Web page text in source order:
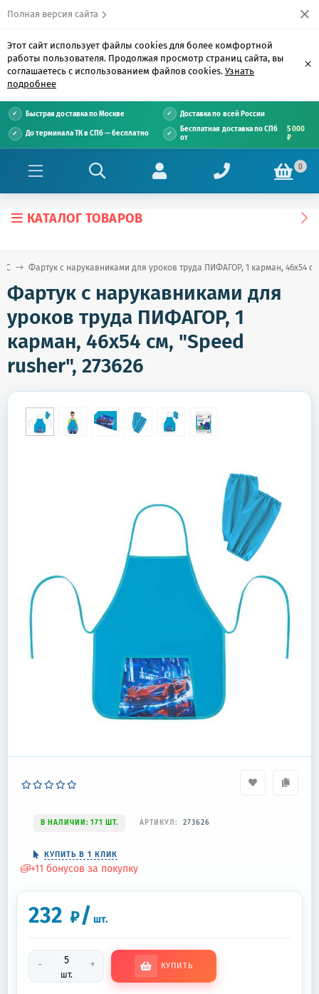
Полная версия сайта
Этот сайт использует файлы cookies для более комфортной
работы пользователя. Продолжая просмотр страниц сайта, вы
соглашаетесь с использованием файлов cookies. Узнать
подробнее
×
Быстрая доставка по Москве Доставка по всей России
До терминала ТК в СПб — бесплатно
Бесплатная доставка по СПб
от
5 000
₽
0
КАТАЛОГ ТОВАРОВ
С Фартук с нарукавниками для уроков труда ПИФАГОР, 1 карман, 46х54
Фартук с нарукавниками для
уроков труда ПИФАГОР, 1
карман, 46х54 см, "Speed
rusher", 273626
В НАЛИЧИИ: 171 ШТ. АРТИКУЛ: 273626
КУПИТЬ В 1 КЛИК
+11 бонусов за покупку
232 ₽/ шт.
-
шт.
+ КУПИТЬ